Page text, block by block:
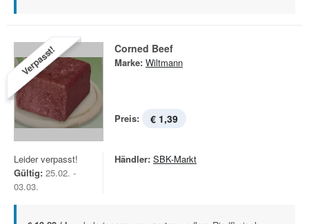
Verpasst! Corned Beef
Marke: Wiltmann
Preis: € 1,39
Leider verpasst!
Gültig: 25.02. -
03.03.
Händler: SBK-Markt